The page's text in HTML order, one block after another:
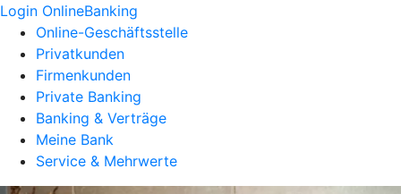
Login OnlineBanking
Online-Geschäftsstelle
Privatkunden
Firmenkunden
Private Banking
Banking & Verträge
Meine Bank
Service & Mehrwerte